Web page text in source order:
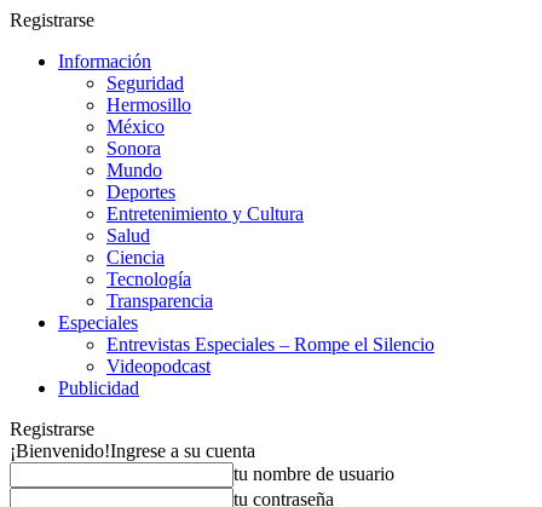
Registrarse
Información
Seguridad
Hermosillo
México
Sonora
Mundo
Deportes
Entretenimiento y Cultura
Salud
Ciencia
Tecnología
Transparencia
Especiales
Entrevistas Especiales – Rompe el Silencio
Videopodcast
Publicidad
Registrarse
¡Bienvenido!Ingrese a su cuenta
tu nombre de usuario
tu contraseña